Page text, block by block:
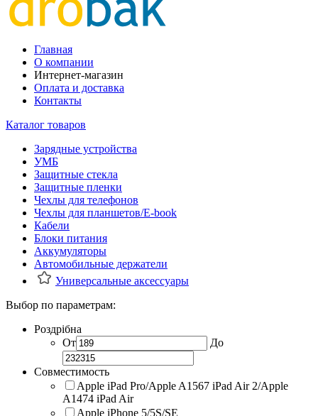
Главная
О компании
Интернет-магазин
Оплата и доставка
Контакты
Каталог товаров
Зарядные устройства
УМБ
Защитные стекла
Защитные пленки
Чехлы для телефонов
Чехлы для планшетов/E-book
Кабели
Блоки питания
Аккумуляторы
Автомобильные держатели
Универсальные аксессуары
Выбор по параметрам:
Роздрібна
От
До
Совместимость
Apple iPad Pro/Apple A1567 iPad Air 2/Apple
A1474 iPad Air
Apple iPhone 5/5S/SE